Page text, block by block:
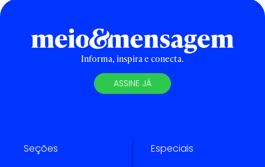
Informa, inspira e conecta.
ASSINE JÁ
Seções Especiais